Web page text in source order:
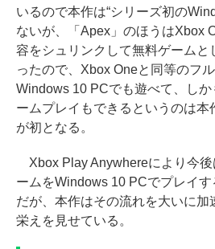
いるので本作は“シリーズ初の
ないが、「Apex」のほうはXbox
容をシュリンクして無料ゲームと
ったので、Xbox Oneと同等のフ
Windows 10 PCでも遊べて、し
ームプレイもできるというのは本
が初となる。
Xbox Play Anywhereにより今
ームをWindows 10 PCでプレイす
だが、本作はその流れを大いに加
栄えを見せている。